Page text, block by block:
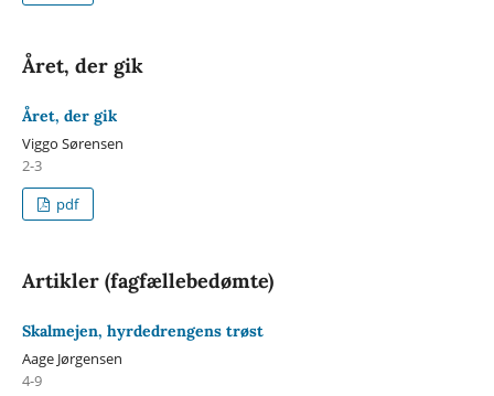
Året, der gik
Året, der gik
Viggo Sørensen
2-3
pdf
Artikler (fagfællebedømte)
Skalmejen, hyrdedrengens trøst
Aage Jørgensen
4-9